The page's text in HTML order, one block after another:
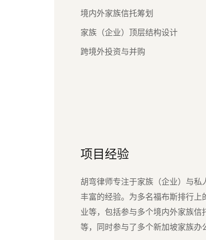
境内外家族信托筹划
家族（企业）顶层结构设计
跨境外投资与并购
项目经验
胡弯律师专注于家族（企业）与
丰富的经验。为多名福布斯排行
业等，包括参与多个境内外家族
等，同时参与了多个新加坡家族办